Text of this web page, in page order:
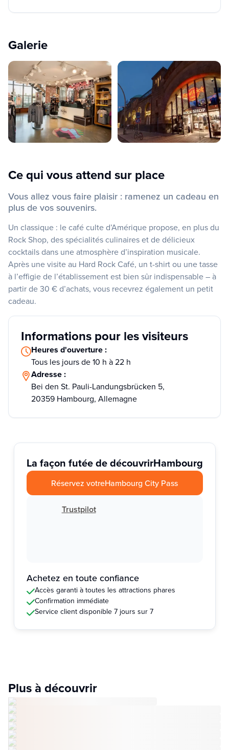
Galerie
Ce qui vous attend sur place
Vous allez vous faire plaisir : ramenez un cadeau en
plus de vos souvenirs.
Un classique : le café culte d’Amérique propose, en plus du
Rock Shop, des spécialités culinaires et de délicieux
cocktails dans une atmosphère d’inspiration musicale.
Après une visite au Hard Rock Café, un t-shirt ou une tasse
à l’effigie de l’établissement est bien sûr indispensable – à
partir de 30 € d’achats, vous recevrez également un petit
cadeau.
Informations pour les visiteurs
Heures d'ouverture :
Tous les jours de 10 h à 22 h
Adresse :
Bei den St. Pauli-Landungsbrücken 5,
20359 Hambourg, Allemagne
La façon futée de découvrirHambourg
Réservez votreHambourg City Pass
Trustpilot
Achetez en toute confiance
Accès garanti à toutes les attractions phares
Confirmation immédiate
Service client disponible 7 jours sur 7
Plus à découvrir